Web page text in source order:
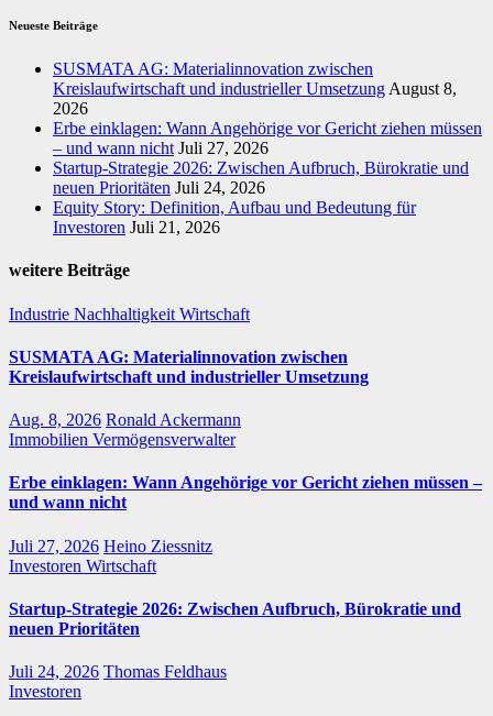
Neueste Beiträge
SUSMATA AG: Materialinnovation zwischen
Kreislaufwirtschaft und industrieller Umsetzung August 8,
2026
Erbe einklagen: Wann Angehörige vor Gericht ziehen müssen
– und wann nicht Juli 27, 2026
Startup-Strategie 2026: Zwischen Aufbruch, Bürokratie und
neuen Prioritäten Juli 24, 2026
Equity Story: Definition, Aufbau und Bedeutung für
Investoren Juli 21, 2026
weitere Beiträge
Industrie Nachhaltigkeit Wirtschaft
SUSMATA AG: Materialinnovation zwischen
Kreislaufwirtschaft und industrieller Umsetzung
Aug. 8, 2026 Ronald Ackermann
Immobilien Vermögensverwalter
Erbe einklagen: Wann Angehörige vor Gericht ziehen müssen –
und wann nicht
Juli 27, 2026 Heino Ziessnitz
Investoren Wirtschaft
Startup-Strategie 2026: Zwischen Aufbruch, Bürokratie und
neuen Prioritäten
Juli 24, 2026 Thomas Feldhaus
Investoren